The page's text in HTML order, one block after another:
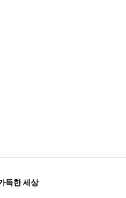
득한 세상